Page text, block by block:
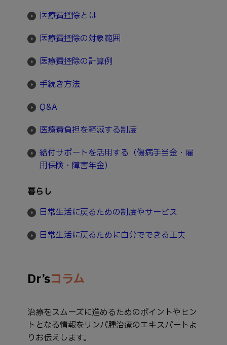
医療費控除とは
医療費控除の対象範囲
医療費控除の計算例
手続き方法
Q&A
医療費負担を軽減する制度
給付サポートを活用する（傷病手当金・雇
用保険・障害年金）
暮らし
日常生活に戻るための制度やサービス
日常生活に戻るために自分でできる工夫
Dr’sコラム
治療をスムーズに進めるためのポイントやヒン
トとなる情報をリンパ腫治療のエキスパートよ
りお伝えします。